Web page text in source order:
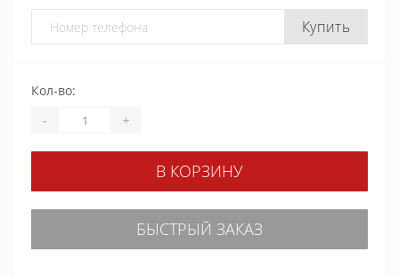
Купить
Кол-во:
- +
В КОРЗИНУ
БЫСТРЫЙ ЗАКАЗ